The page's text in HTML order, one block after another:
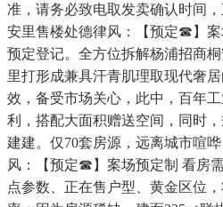
准，请务必致电取发卖确认时间
安里售楼处德律风：【预定☎】
预定登记。全方位拆解杨浦招商
里打形成兼具汗青肌理取现代奢
效，备受市场关心，此中，百年
利，搭配大面积赠送空间，同时
建建。仅70套房源，远离城市喧
风：【预定☎】案场预定制 看房
点参数、正在售户型、黄金区位